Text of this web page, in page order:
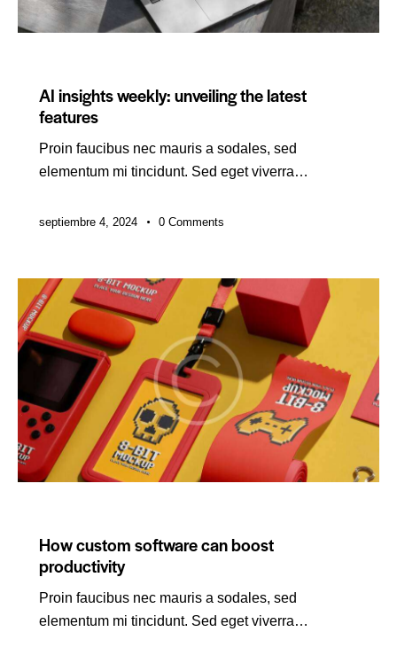
AI insights weekly: unveiling the latest
features
Proin faucibus nec mauris a sodales, sed
elementum mi tincidunt. Sed eget viverra…
septiembre 4, 2024 0 Comments
How custom software can boost
productivity
Proin faucibus nec mauris a sodales, sed
elementum mi tincidunt. Sed eget viverra…